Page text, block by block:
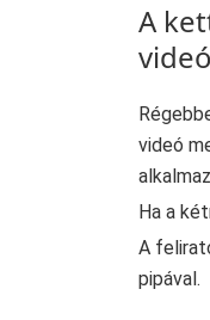
A
videó
Ha a
A
pipával.